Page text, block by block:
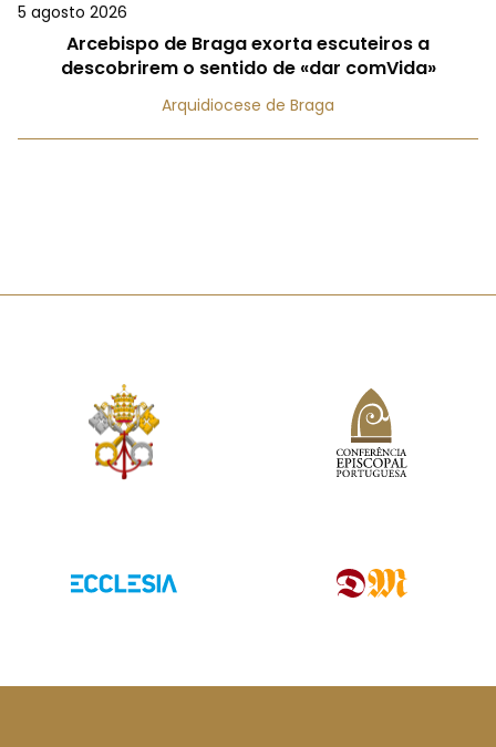
5 agosto 2026
Arcebispo de Braga exorta escuteiros a
descobrirem o sentido de «dar comVida»
Arquidiocese de Braga